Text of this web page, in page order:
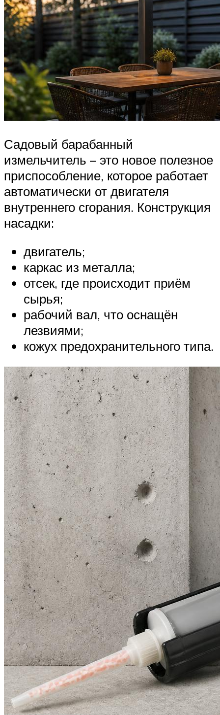
Садовый барабанный
измельчитель – это новое полезное
приспособление, которое работает
автоматически от двигателя
внутреннего сгорания. Конструкция
насадки:
двигатель;
каркас из металла;
отсек, где происходит приём
сырья;
рабочий вал, что оснащён
лезвиями;
кожух предохранительного типа.